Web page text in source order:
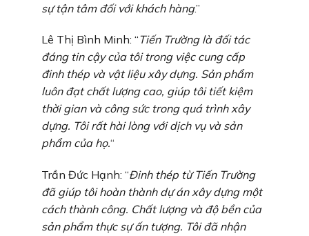
sự tận tâm đối với khách hàng.”
Lê Thị Bình Minh: “Tiến Trường là đối tác
đáng tin cậy của tôi trong việc cung cấp
đinh thép và vật liệu xây dựng. Sản phẩm
luôn đạt chất lượng cao, giúp tôi tiết kiệm
thời gian và công sức trong quá trình xây
dựng. Tôi rất hài lòng với dịch vụ và sản
phẩm của họ.“
Trần Đức Hạnh: “Đinh thép từ Tiến Trường
đã giúp tôi hoàn thành dự án xây dựng một
cách thành công. Chất lượng và độ bền của
sản phẩm thực sự ấn tượng. Tôi đã nhận